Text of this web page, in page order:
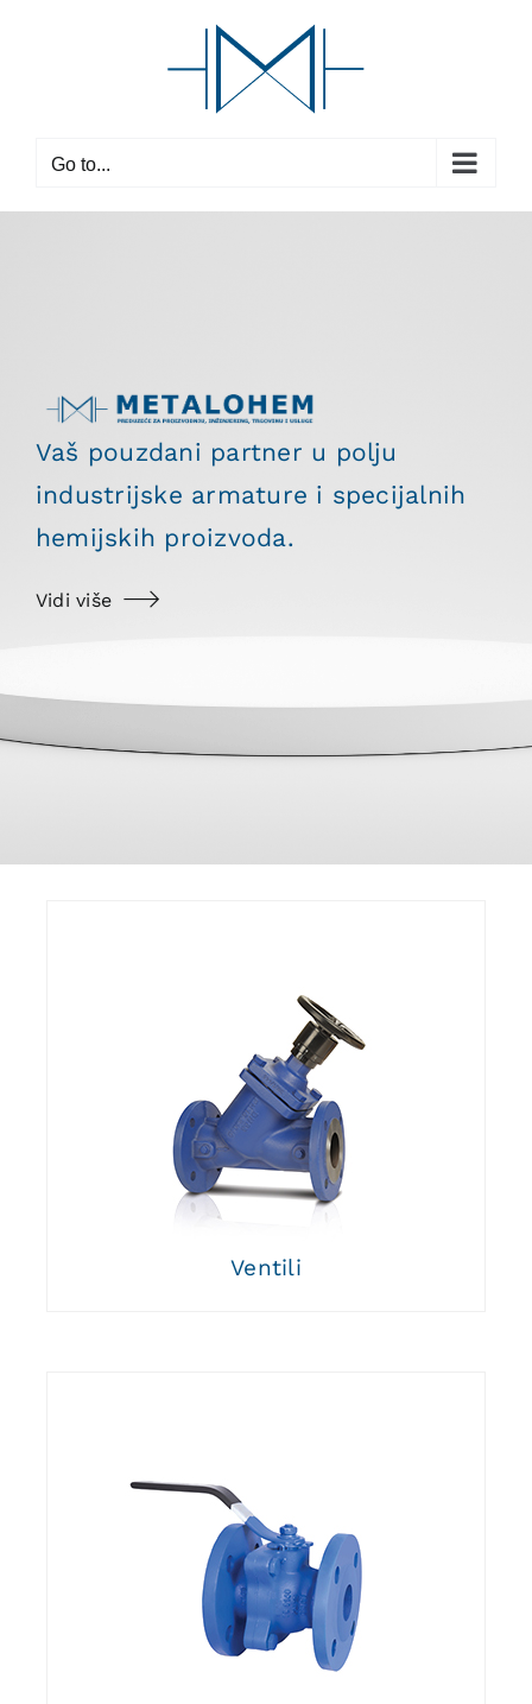
Go to...
Vaš pouzdani partner u polju
industrijske armature i specijalnih
hemijskih proizvoda.
Vidi više
Ventili